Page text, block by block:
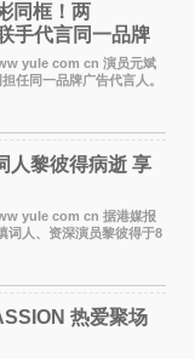
同框！两
手代言同一品牌
yule com cn 演员元斌
任同一品牌广告代言人。
元斌之后，RIIZE元彬最
平台A公司的共同广告代言
人黎彼得病逝 享
yule com cn 据港媒报
词人、资深演员黎彼得于8
年76岁。好友钟志光透
后便卧床休养，身体机能
热爱聚场